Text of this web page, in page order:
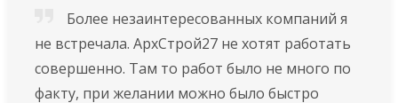
Более незаинтересованных компаний я
не встречала. АрхСтрой27 не хотят работать
совершенно. Там то работ было не много по
факту, при желании можно было быстро